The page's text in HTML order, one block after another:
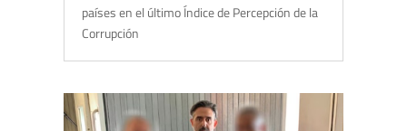
países en el último Índice de Percepción de la
Corrupción